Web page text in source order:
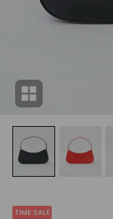
TIME SALE